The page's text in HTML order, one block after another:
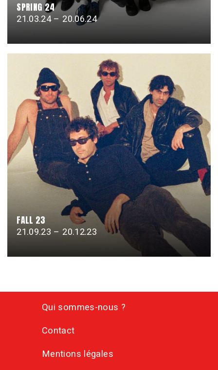
SPRING 24
21.03.24 – 20.06.24
FALL 23
21.09.23 – 20.12.23
Qui sommes-nous ?
Contact
Mentions légales